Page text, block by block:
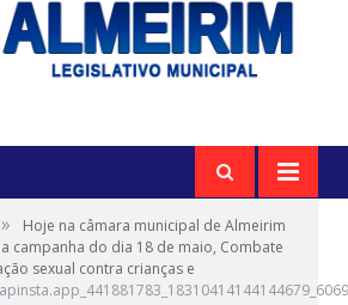
»
Hoje na câmara municipal de Almeirim
campanha do dia 18 de maio, Combate
sexual contra crianças e